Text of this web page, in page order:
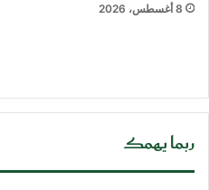
8 أغسطس، 2026
ربما يهمك